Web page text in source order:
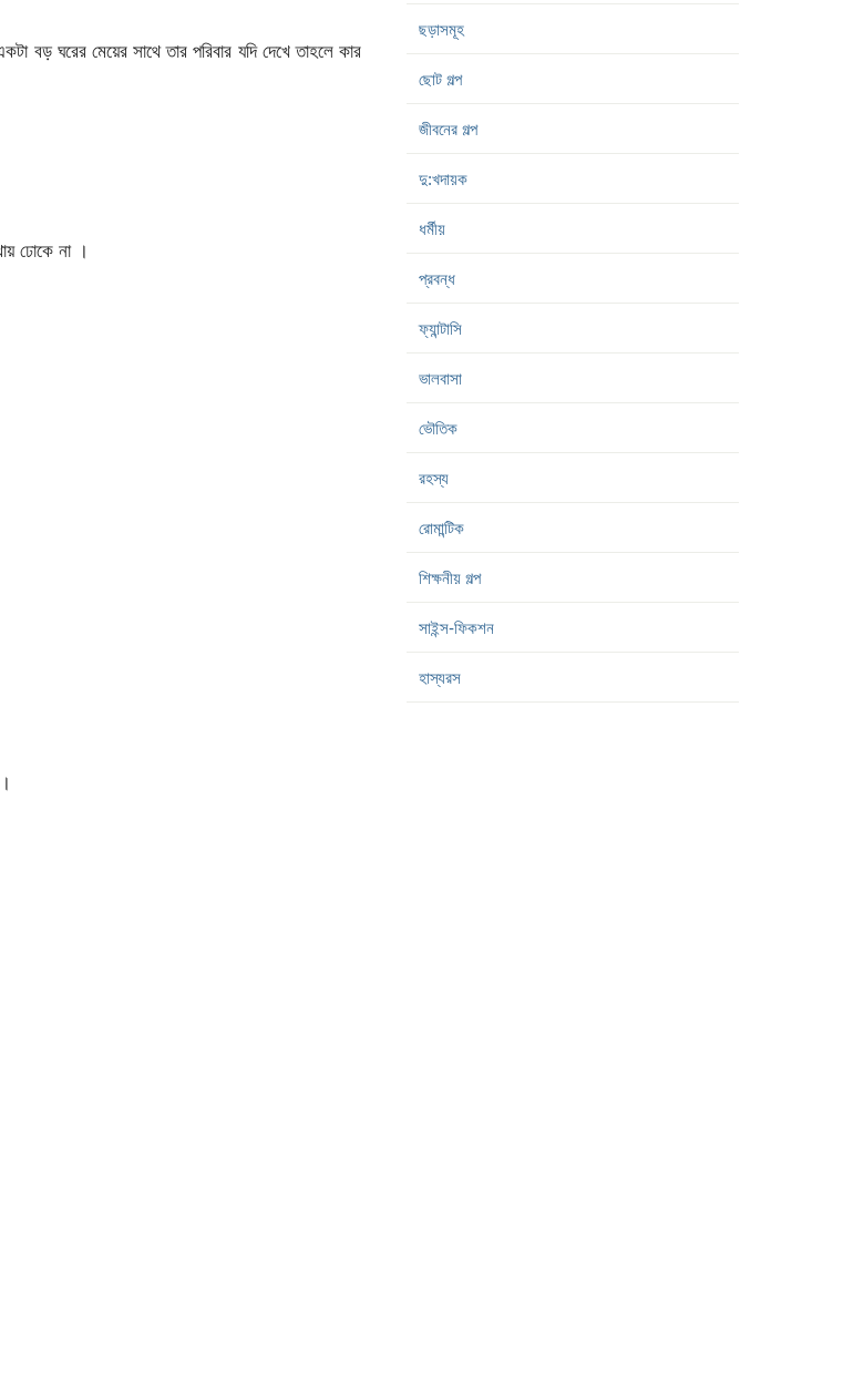
ঘরের মেয়ের সাথে তার পরিবার যদি দেখে তাহলে কার
ঢোকে না ।
ছড়াসমূহ
ছোট গল্প
জীবনের গল্প
দু:খদায়ক
ধর্মীয়
প্রবন্ধ
ফ্যান্টাসি
ভালবাসা
ভৌতিক
রহস্য
রোমান্টিক
শিক্ষনীয় গল্প
সাইন্স-ফিকশন
হাস্যরস